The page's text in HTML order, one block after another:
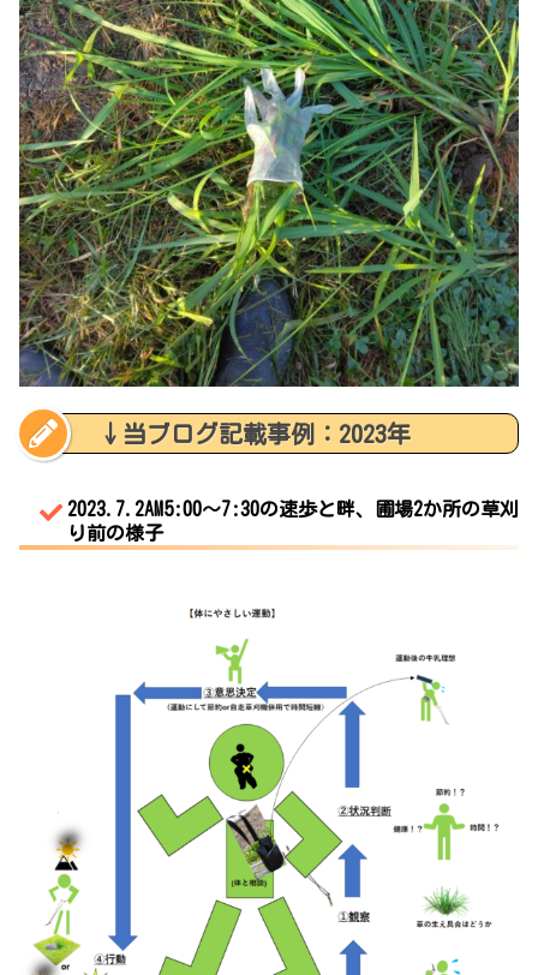
↓当ブログ記載事例：2023年
2023.7.2AM5:00～7:30の速歩と畔、圃場2か所の草刈
り前の様子